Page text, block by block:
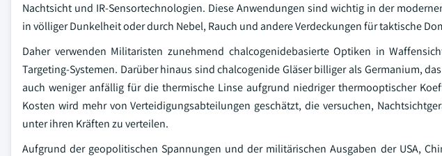
Nachtsicht und IR-Sensortechnologien. Diese Anwendungen sind wichtig in der
in völliger Dunkelheit oder durch Nebel, Rauch und andere Verdeckungen für taktische
Daher verwenden Militaristen zunehmend chalcogenidebasierte Optiken in
Targeting-Systemen. Darüber hinaus sind chalcogenide Gläser billiger als Germanium,
auch weniger anfällig für die thermische Linse aufgrund niedriger thermooptischer
Kosten wird mehr von Verteidigungsabteilungen geschätzt, die versuchen,
unter ihren Kräften zu verteilen.
Aufgrund der geopolitischen Spannungen und der militärischen Ausgaben der USA,